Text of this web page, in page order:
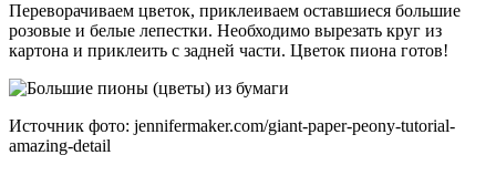
Переворачиваем цветок, приклеиваем оставшиеся большие
розовые и белые лепестки. Необходимо вырезать круг из
картона и приклеить с задней части. Цветок пиона готов!
Источник фото: jennifermaker.com/giant-paper-peony-tutorial-
amazing-detail